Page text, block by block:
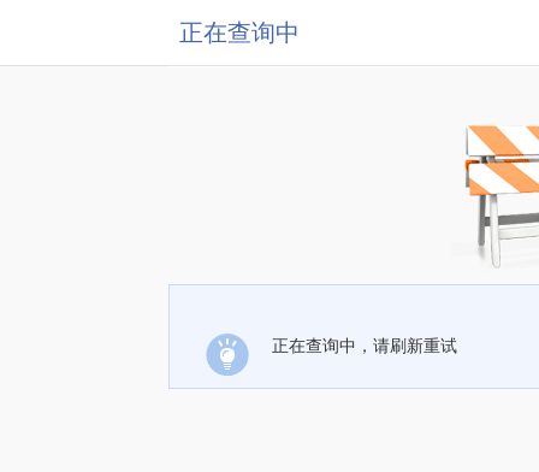
正在查询中
正在查询中，请刷新重试